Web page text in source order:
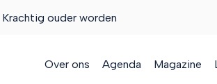
Krachtig ouder worden
Over ons Agenda Magazine